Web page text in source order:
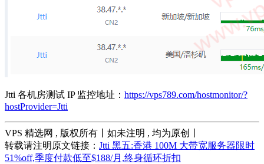
Jtti 各机房测试 IP 监控地址： https://vps789.com/hostmonitor/?
hostProvider=Jtti
VPS 精选网 , 版权所有丨如未注明 , 均为原创丨
转载请注明原文链接： Jtti 黑五:香港 100M 大带宽服务器限时
51%off,季度付款低至$188/月,终身循环折扣